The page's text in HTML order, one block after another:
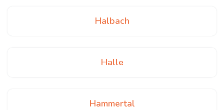
Halbach
Halle
Hammertal